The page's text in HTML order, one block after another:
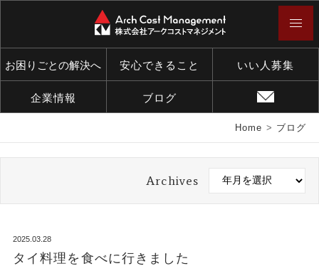
お困りごとの解決へ 安心できること いい人募集
企業情報 ブログ
Home > ブログ
Archives
2025.03.28
タイ料理を食べに行きました